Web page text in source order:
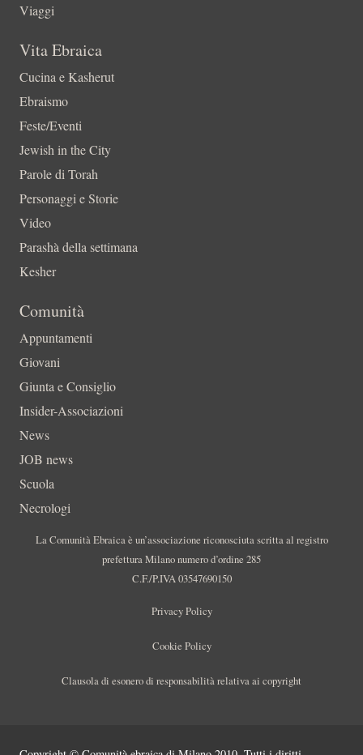
Viaggi
Vita Ebraica
Cucina e Kasherut
Ebraismo
Feste/Eventi
Jewish in the City
Parole di Torah
Personaggi e Storie
Video
Parashà della settimana
Kesher
Comunità
Appuntamenti
Giovani
Giunta e Consiglio
Insider-Associazioni
News
JOB news
Scuola
Necrologi
La Comunità Ebraica è un’associazione riconosciuta scritta al registro
prefettura Milano numero d’ordine 285
C.F./P.IVA 03547690150
Privacy Policy
Cookie Policy
Clausola di esonero di responsabilità relativa ai copyright